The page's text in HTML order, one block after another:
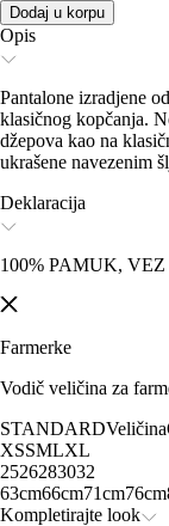
Dodaj u korpu
Opis
Pantalone izradjene
klasičnog kopčanja.
džepova kao na
ukrašene navezenim
Deklaracija
100% PAMUK, VEZ
Farmerke
Vodič veličina za
STANDARDVeličina
XSSMLXL
2526283032
63cm66cm71cm76cm
Kompletirajte look